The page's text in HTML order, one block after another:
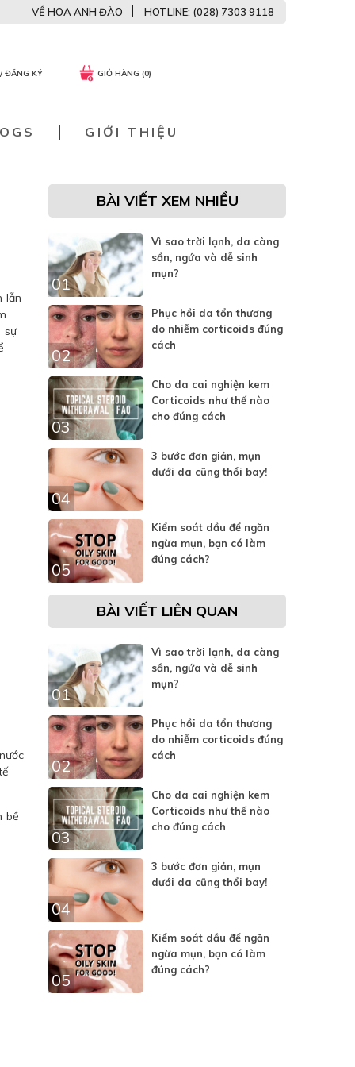
ĐĂNG KÝ GIỎ HÀNG (0)
VỀ HOA ANH ĐÀO HOTLINE: (028) 7303 9118
GIỚI THIỆU
lẫn
sự
bề
BÀI VIẾT XEM NHIỀU
01
Vì sao trời lạnh, da càng
sần, ngứa và dễ sinh
mụn?
02
Phục hồi da tổn thương
do nhiễm corticoids đúng
cách
03
Cho da cai nghiện kem
Corticoids như thế nào
cho đúng cách
04
3 bước đơn giản, mụn
dưới da cũng thổi bay!
05
Kiểm soát dầu để ngăn
ngừa mụn, bạn có làm
đúng cách?
BÀI VIẾT LIÊN QUAN
01
Vì sao trời lạnh, da càng
sần, ngứa và dễ sinh
mụn?
02
Phục hồi da tổn thương
do nhiễm corticoids đúng
cách
03
Cho da cai nghiện kem
Corticoids như thế nào
cho đúng cách
04
3 bước đơn giản, mụn
dưới da cũng thổi bay!
05
Kiểm soát dầu để ngăn
ngừa mụn, bạn có làm
đúng cách?